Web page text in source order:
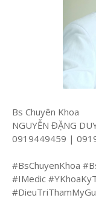
Bs Chuyên Khoa
NGUYỄN ĐẶNG
0919449459 |
#BsChuyenKhoa
#IMedic